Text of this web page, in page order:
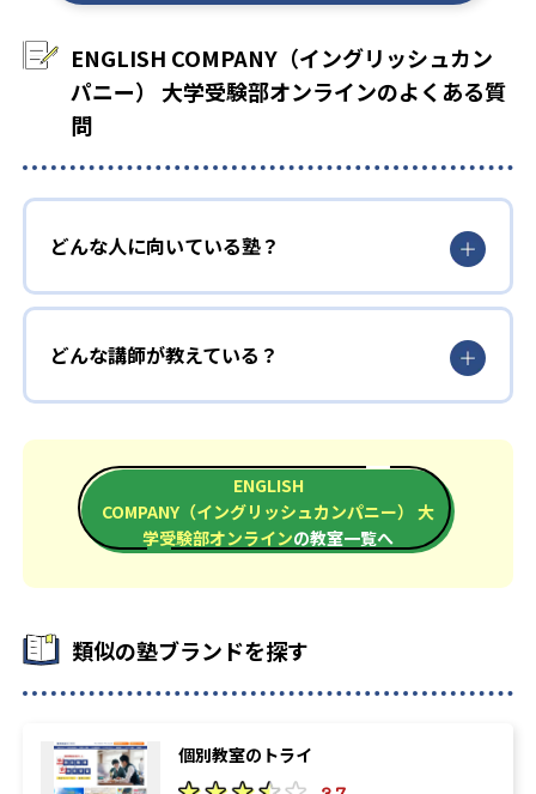
他、多数合格
※2023年度、公式サイト
ENGLISH COMPANY（イングリッシュカン
パニー） 大学受験部オンラインのよくある質
問
どんな人に向いている塾？
どんな講師が教えている？
ENGLISH
COMPANY（イングリッシュカンパニー） 大
学受験部オンラインの教室一覧へ
類似の塾ブランドを探す
個別教室のトライ